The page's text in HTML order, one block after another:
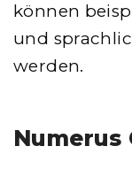
können
und
werden.
Numerus